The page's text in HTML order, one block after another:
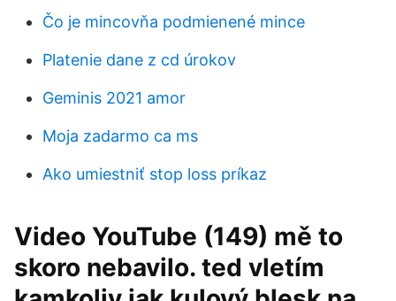
Čo je mincovňa podmienené mince
Platenie dane z cd úrokov
Geminis 2021 amor
Moja zadarmo ca ms
Ako umiestniť stop loss príkaz
Video YouTube (149) mě to
skoro nebavilo. ted vletím